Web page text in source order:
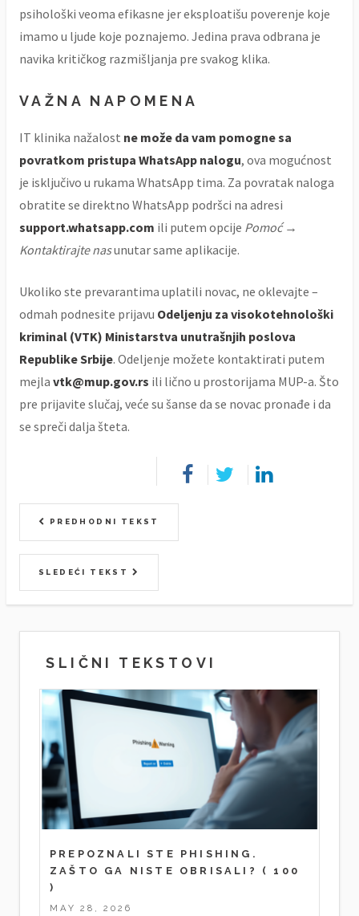
psihološki veoma efikasne jer eksploatišu poverenje koje
imamo u ljude koje poznajemo. Jedina prava odbrana je
navika kritičkog razmišljanja pre svakog klika.
VAŽNA NAPOMENA
IT klinika nažalost ne može da vam pomogne sa
povratkom pristupa WhatsApp nalogu, ova mogućnost
je isključivo u rukama WhatsApp tima. Za povratak naloga
obratite se direktno WhatsApp podršci na adresi
support.whatsapp.com ili putem opcije Pomoć →
Kontaktirajte nasunutar same aplikacije.
Ukoliko ste prevarantima uplatili novac, ne oklevajte –
odmah podnesite prijavu Odeljenju za visokotehnološki
kriminal (VTK) Ministarstva unutrašnjih poslova
Republike Srbije. Odeljenje možete kontaktirati putem
mejla vtk@mup.gov.rs ili lično u prostorijama MUP-a. Što
pre prijavite slučaj, veće su šanse da se novac pronađe i da
se spreči dalja šteta.
PREDHODNI TEKST
SLEDEĆI TEKST
SLIČNI TEKSTOVI
PREPOZNALI STE PHISHING.
ZAŠTO GA NISTE OBRISALI?
( 100
)
MAY 28, 2026